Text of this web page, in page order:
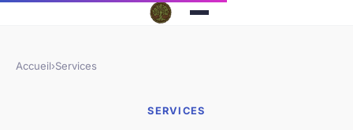
Accueil›Services
SERVICES